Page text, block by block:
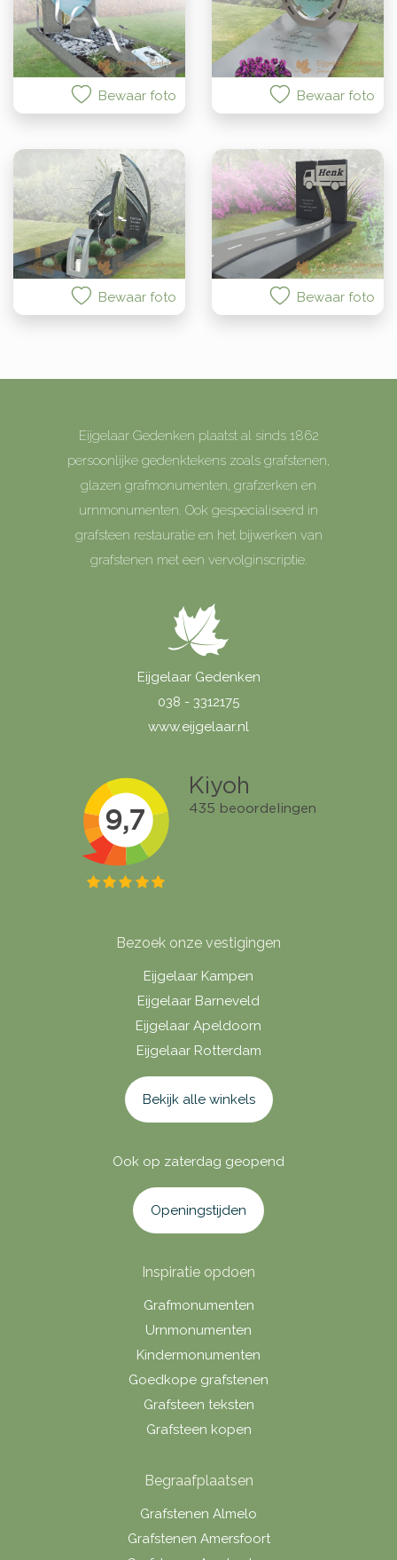
Bewaar foto Bewaar foto
Bewaar foto Bewaar foto
Eijgelaar Gedenken plaatst al sinds 1862
persoonlijke gedenktekens zoals grafstenen,
glazen grafmonumenten, grafzerken en
urnmonumenten. Ook gespecialiseerd in
grafsteen restauratie en het bijwerken van
grafstenen met een vervolginscriptie.
Eijgelaar Gedenken
038 - 3312175
www.eijgelaar.nl
Bezoek onze vestigingen
Eijgelaar Kampen
Eijgelaar Barneveld
Eijgelaar Apeldoorn
Eijgelaar Rotterdam
Bekijk alle winkels
Ook op zaterdag geopend
Openingstijden
Inspiratie opdoen
Grafmonumenten
Urnmonumenten
Kindermonumenten
Goedkope grafstenen
Grafsteen teksten
Grafsteen kopen
Begraafplaatsen
Grafstenen Almelo
Grafstenen Amersfoort